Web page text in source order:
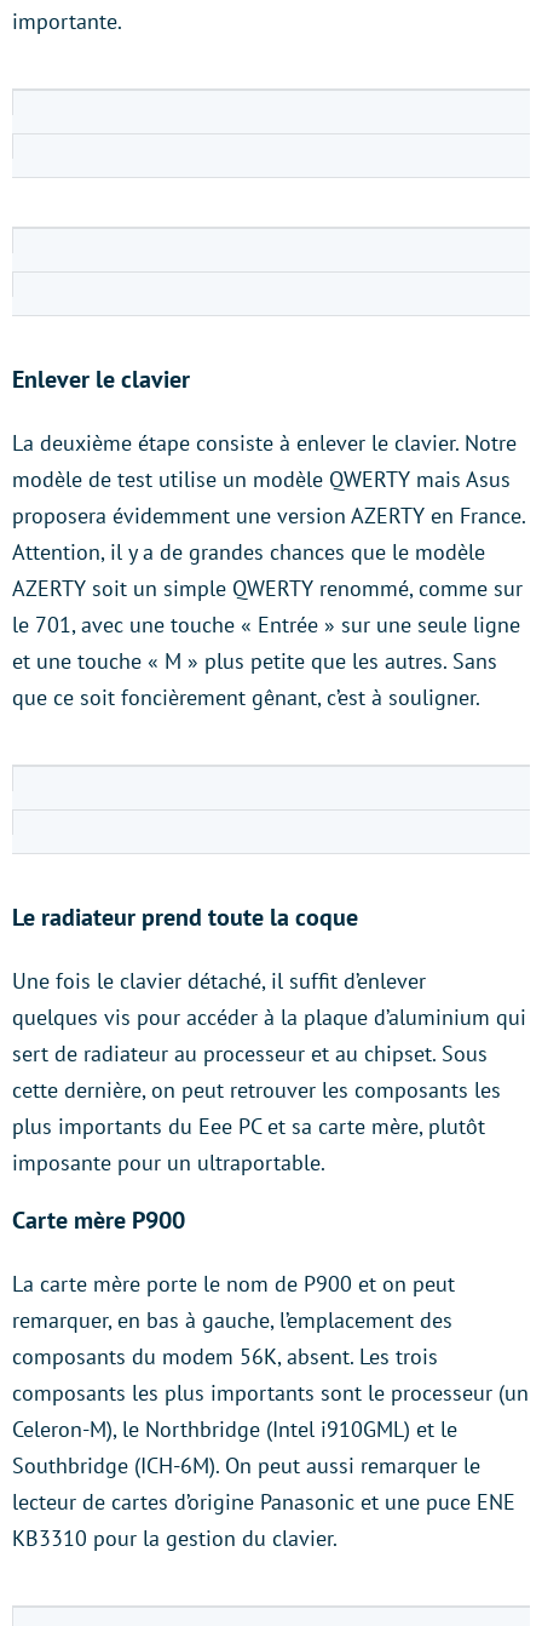
importante.
Enlever le clavier
La deuxième étape consiste à enlever le clavier. Notre
modèle de test utilise un modèle QWERTY mais Asus
proposera évidemment une version AZERTY en France.
Attention, il y a de grandes chances que le modèle
AZERTY soit un simple QWERTY renommé, comme sur
le 701, avec une touche « Entrée » sur une seule ligne
et une touche « M » plus petite que les autres. Sans
que ce soit foncièrement gênant, c’est à souligner.
Le radiateur prend toute la coque
Une fois le clavier détaché, il suffit d’enlever
quelques vis pour accéder à la plaque d’aluminium qui
sert de radiateur au processeur et au chipset. Sous
cette dernière, on peut retrouver les composants les
plus importants du Eee PC et sa carte mère, plutôt
imposante pour un ultraportable.
Carte mère P900
La carte mère porte le nom de P900 et on peut
remarquer, en bas à gauche, l’emplacement des
composants du modem 56K, absent. Les trois
composants les plus importants sont le processeur (un
Celeron-M), le Northbridge (Intel i910GML) et le
Southbridge (ICH-6M). On peut aussi remarquer le
lecteur de cartes d’origine Panasonic et une puce ENE
KB3310 pour la gestion du clavier.